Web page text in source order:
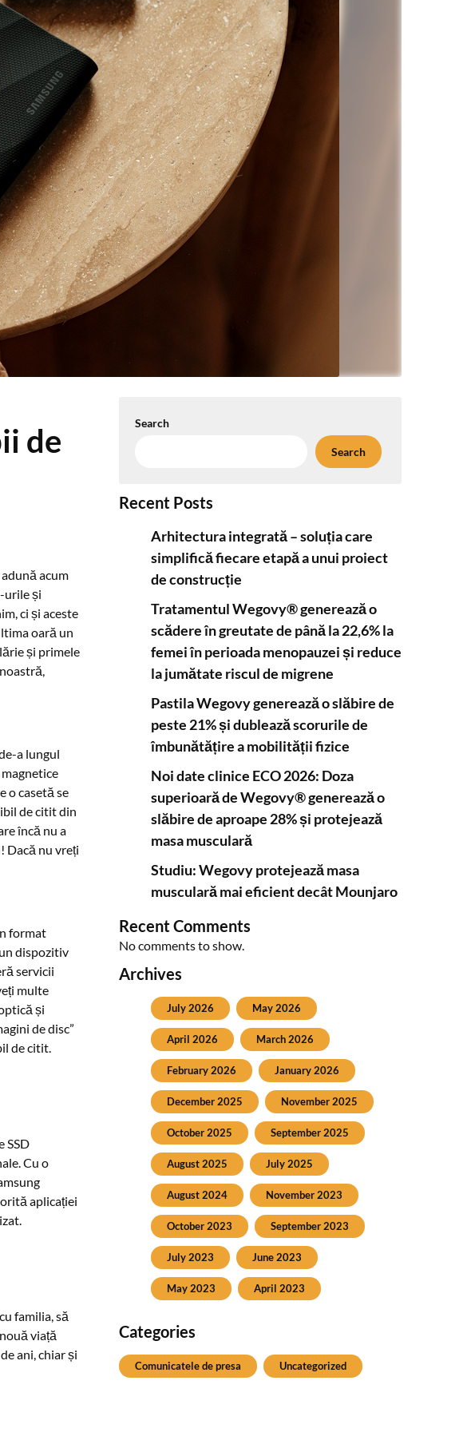
de
acum
urile și
ci și aceste
oară un
și primele
a lungul
o casetă se
de citit din
încă nu a
Dacă nu vreți
format
dispozitiv
servicii
multe
și
de disc”
de citit.
SSD
Cu o
aplicației
familia, să
viață
ani, chiar și
Search
Search
Recent Posts
Arhitectura integrată – soluția care
simplifică fiecare etapă a unui proiect
de construcție
Tratamentul Wegovy® generează o
scădere în greutate de până la 22,6% la
femei în perioada menopauzei și reduce
la jumătate riscul de migrene
Pastila Wegovy generează o slăbire de
peste 21% și dublează scorurile de
îmbunătățire a mobilității fizice
Noi date clinice ECO 2026: Doza
superioară de Wegovy® generează o
slăbire de aproape 28% și protejează
masa musculară
Studiu: Wegovy protejează masa
musculară mai eficient decât Mounjaro
Recent Comments
No comments to show.
Archives
July 2026 May 2026
April 2026 March 2026
February 2026 January 2026
December 2025 November 2025
October 2025 September 2025
August 2025 July 2025
August 2024 November 2023
October 2023 September 2023
July 2023 June 2023
May 2023 April 2023
Categories
Comunicatele de presa Uncategorized